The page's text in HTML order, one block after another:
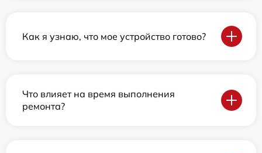
Как я узнаю, что мое устройство готово?
Что влияет на время выполнения
ремонта?